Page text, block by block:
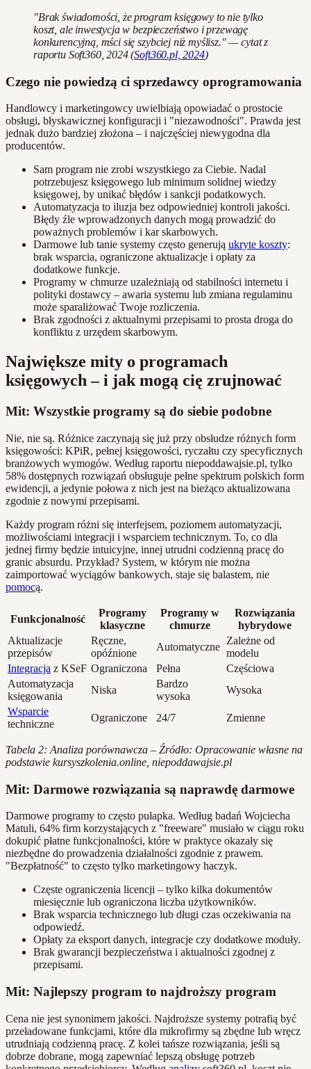
"Brak świadomości, że program księgowy to nie tylko
koszt, ale inwestycja w bezpieczeństwo i przewagę
konkurencyjną, mści się szybciej niż myślisz." — cytat z
raportu Soft360, 2024 (Soft360.pl, 2024)
Czego nie powiedzą ci sprzedawcy oprogramowania
Handlowcy i marketingowcy uwielbiają opowiadać o prostocie
obsługi, błyskawicznej konfiguracji i "niezawodności". Prawda jest
jednak dużo bardziej złożona – i najczęściej niewygodna dla
producentów.
Sam program nie zrobi wszystkiego za Ciebie. Nadal
potrzebujesz księgowego lub minimum solidnej wiedzy
księgowej, by unikać błędów i sankcji podatkowych.
Automatyzacja to iluzja bez odpowiedniej kontroli jakości.
Błędy źle wprowadzonych danych mogą prowadzić do
poważnych problemów i kar skarbowych.
Darmowe lub tanie systemy często generują ukryte koszty:
brak wsparcia, ograniczone aktualizacje i opłaty za
dodatkowe funkcje.
Programy w chmurze uzależniają od stabilności internetu i
polityki dostawcy – awaria systemu lub zmiana regulaminu
może sparaliżować Twoje rozliczenia.
Brak zgodności z aktualnymi przepisami to prosta droga do
konfliktu z urzędem skarbowym.
Największe mity o programach
księgowych – i jak mogą cię zrujnować
Mit: Wszystkie programy są do siebie podobne
Nie, nie są. Różnice zaczynają się już przy obsłudze różnych form
księgowości: KPiR, pełnej księgowości, ryczałtu czy specyficznych
branżowych wymogów. Według raportu niepoddawajsie.pl, tylko
58% dostępnych rozwiązań obsługuje pełne spektrum polskich form
ewidencji, a jedynie połowa z nich jest na bieżąco aktualizowana
zgodnie z nowymi przepisami.
Każdy program różni się interfejsem, poziomem automatyzacji,
możliwościami integracji i wsparciem technicznym. To, co dla
jednej firmy będzie intuicyjne, innej utrudni codzienną pracę do
granic absurdu. Przykład? System, w którym nie można
zaimportować wyciągów bankowych, staje się balastem, nie
pomocą.
Funkcjonalność
Programy
klasyczne
Programy w
chmurze
Rozwiązania
hybrydowe
Aktualizacje
przepisów
Ręczne,
opóźnione
Automatyczne
Zależne od
modelu
Integracja z KSeF Ograniczona Pełna
Częściowa
Automatyzacja
księgowania
Niska
Bardzo
wysoka
Wysoka
Wsparcie
techniczne
Ograniczone 24/7 Zmienne
Tabela 2: Analiza porównawcza – Źródło: Opracowanie własne na
podstawie kursyszkolenia.online, niepoddawajsie.pl
Mit: Darmowe rozwiązania są naprawdę darmowe
Darmowe programy to często pułapka. Według badań Wojciecha
Matuli, 64% firm korzystających z "freeware" musiało w ciągu roku
dokupić płatne funkcjonalności, które w praktyce okazały się
niezbędne do prowadzenia działalności zgodnie z prawem.
"Bezpłatność" to często tylko marketingowy haczyk.
Częste ograniczenia licencji – tylko kilka dokumentów
miesięcznie lub ograniczona liczba użytkowników.
Brak wsparcia technicznego lub długi czas oczekiwania na
odpowiedź.
Opłaty za eksport danych, integracje czy dodatkowe moduły.
Brak gwarancji bezpieczeństwa i aktualności zgodnej z
przepisami.
Mit: Najlepszy program to najdroższy program
Cena nie jest synonimem jakości. Najdroższe systemy potrafią być
przeładowane funkcjami, które dla mikrofirmy są zbędne lub wręcz
utrudniają codzienną pracę. Z kolei tańsze rozwiązania, jeśli są
dobrze dobrane, mogą zapewniać lepszą obsługę potrzeb